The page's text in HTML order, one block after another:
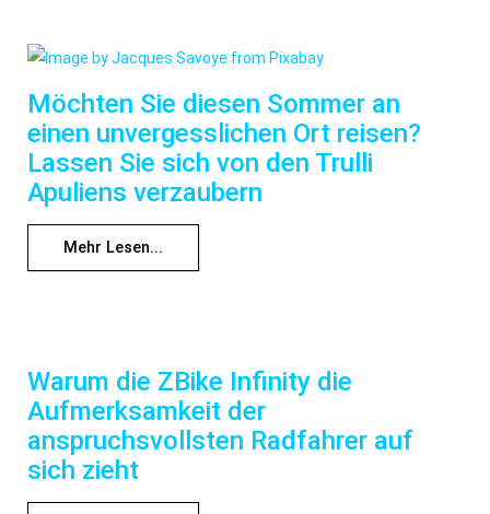
Möchten Sie diesen Sommer an
einen unvergesslichen Ort reisen?
Lassen Sie sich von den Trulli
Apuliens verzaubern
Mehr Lesen...
Warum die ZBike Infinity die
Aufmerksamkeit der
anspruchsvollsten Radfahrer auf
sich zieht